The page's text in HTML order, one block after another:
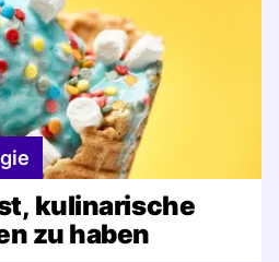
kulinarische
zu haben